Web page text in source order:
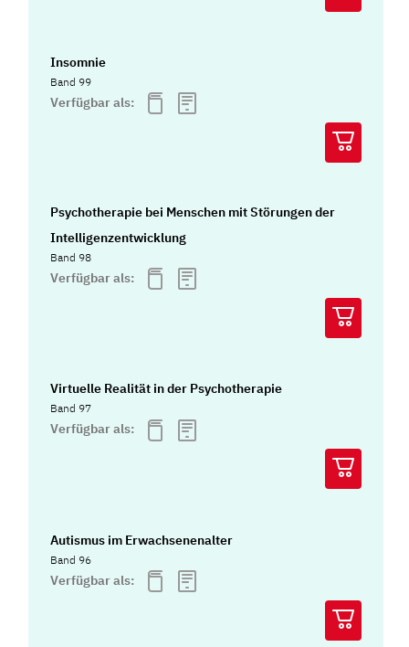
Insomnie
Band 99
Verfügbar als:
Psychotherapie bei Menschen mit Störungen der
Intelligenzentwicklung
Band 98
Verfügbar als:
Virtuelle Realität in der Psychotherapie
Band 97
Verfügbar als:
Autismus im Erwachsenenalter
Band 96
Verfügbar als: